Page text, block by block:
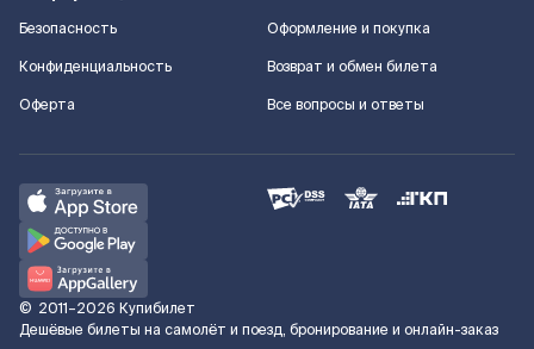
Безопасность
Конфиденциальность
Оферта
Оформление и покупка
Возврат и обмен билета
Все вопросы и ответы
© 2011–2026 Купибилет
Дешёвые билеты на самолёт и поезд, бронирование и онлайн-заказ